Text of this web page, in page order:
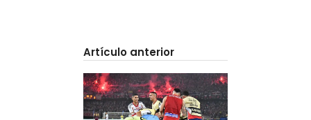
Artículo anterior